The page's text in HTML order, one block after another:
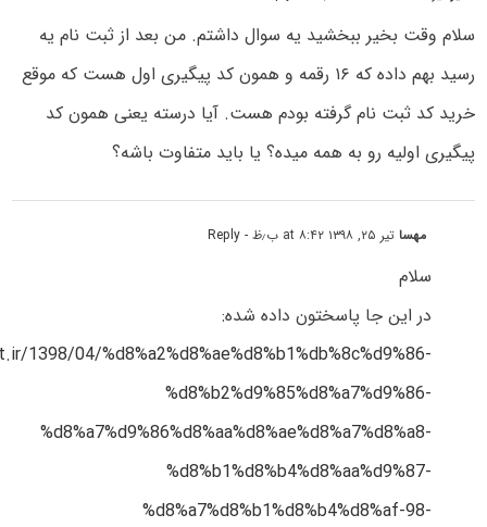
سلام وقت بخیر ببخشید یه سوال داشتم. من بعد از ثبت نام یه
رسید بهم داده که ۱۶ رقمه و همون کد پیگیری اول هست که موقع
خرید کد ثبت نام گرفته بودم هست. آیا درسته یعنی همون کد
پیگیری اولیه رو به همه میده؟ یا باید متفاوت باشه؟
مهساتیر ۲۵, ۱۳۹۸ at ۸:۴۲ ب٫ظ - Reply
سلام
در این جا پاسختون داده شده:
1398/04/%d8%a2%d8%ae%d8%b1%db%8c%d9%86-
%d8%b2%d9%85%d8%a7%d9%86-
%d8%a7%d9%86%d8%aa%d8%ae%d8%a7%d8%a8-
%d8%b1%d8%b4%d8%aa%d9%87-
%d8%a7%d8%b1%d8%b4%d8%af-98-